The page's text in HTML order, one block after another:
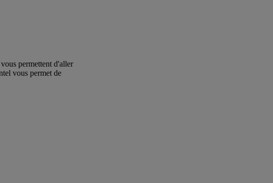
permettent d'aller
vous permet de